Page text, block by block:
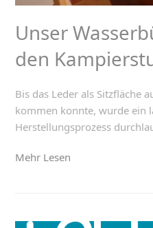
Unser
den
Bis das Leder als Sitzfläche
kommen konnte, wurde ein
Herstellungsprozess
Mehr Lesen